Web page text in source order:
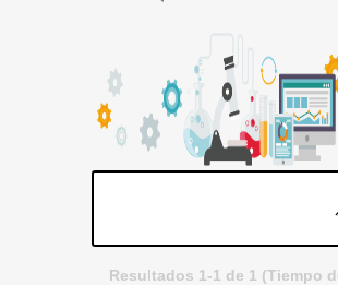
Resultados 1-1 de 1 (Tiempo